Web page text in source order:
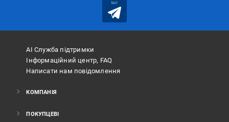
bot
АІ Служба підтримки
Інформаційний центр, FAQ
Написати нам повідомлення
КОМПАНІЯ
ПОКУПЦЕВІ